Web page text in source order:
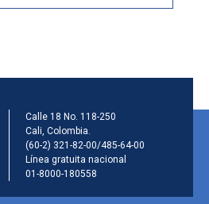
Información de la
Calle 18 No. 118-250
Cali, Colombia.
(60-2) 321-82-00/485-64-00
Línea gratuita nacional
01-8000-180558